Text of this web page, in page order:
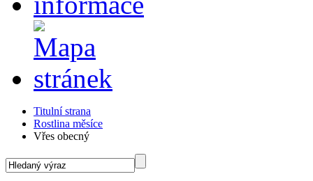
Titulní strana
Rostlina měsíce
Vřes obecný